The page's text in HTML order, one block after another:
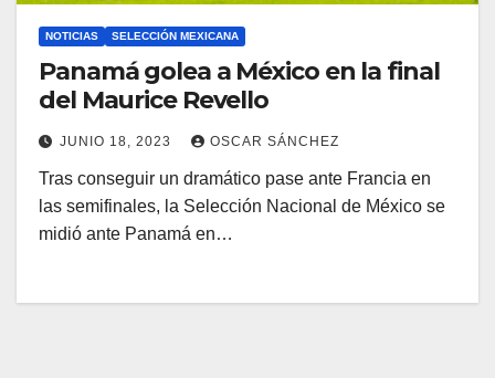
NOTICIAS SELECCIÓN MEXICANA
Panamá golea a México en la final
del Maurice Revello
JUNIO 18, 2023 OSCAR SÁNCHEZ
Tras conseguir un dramático pase ante Francia en
las semifinales, la Selección Nacional de México se
midió ante Panamá en…